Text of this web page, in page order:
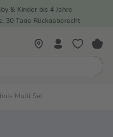
& Kinder bis 4 Jahre
30 Tage Rückgaberecht
Multi Set